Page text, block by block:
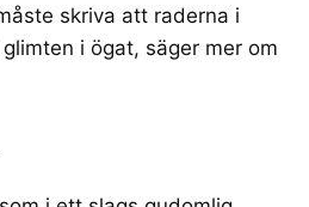
skriva att raderna i
i ögat, säger mer om